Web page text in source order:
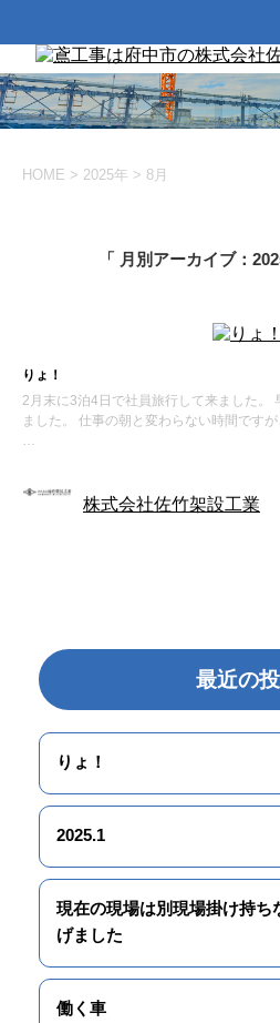
HOME > 2025年 > 8月
「 月別アーカイブ：
りょ！
2月末に3泊4日で社員旅行して来ました。
ました。 仕事の朝と変わらない時間です
…
株式会社佐竹架設工業
最近の
りょ！
2025.1
現在の現場は別現場掛け持ち
げました
働く車